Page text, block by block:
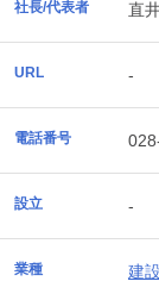
社長/代表者 直
URL -
電話番号
設立 -
業種 建設